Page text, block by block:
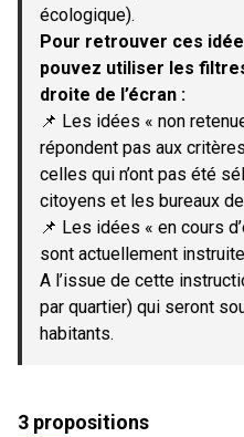
écologique).
Pour retrouver ces
pouvez utiliser les
droite de l’écran :
📌 Les idées « non
répondent pas aux
celles qui n’ont pas été
citoyens et les bureaux
📌 Les idées « en cours
sont actuellement
A l’issue de cette
par quartier) qui seront
habitants.
3 propositions